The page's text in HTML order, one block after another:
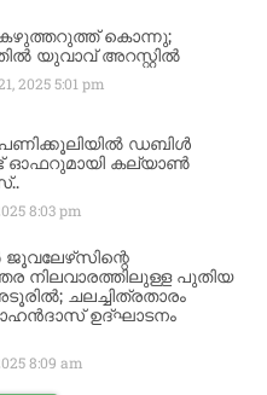
കൊന്നു;
യുവാവ് അറസ്റ്റിൽ
20255:01 pm
ഡബിൾ
ഓഫറുമായി കല്യാൺ
8:03 pm
നിലവാരത്തിലുള്ള പുതിയ
ചലച്ചിത്രതാരം
ഉദ്ഘാടനം
8:09 am